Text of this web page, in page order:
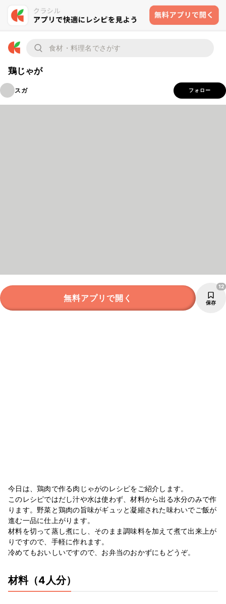
鶏じゃが
スガ フォロー
無料アプリで開く 保存
12
今日は、鶏肉で作る肉じゃがのレシピをご紹介します。
このレシピではだし汁や水は使わず、材料から出る水分のみで作
ります。野菜と鶏肉の旨味がギュッと凝縮された味わいでご飯が
進む一品に仕上がります。
材料を切って蒸し煮にし、そのまま調味料を加えて煮て出来上が
りですので、手軽に作れます。
冷めてもおいしいですので、お弁当のおかずにもどうぞ。
材料（4人分）